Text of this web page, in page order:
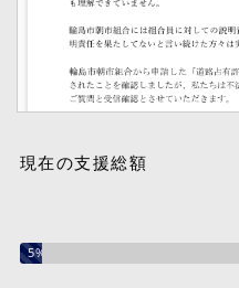
現在の支援総額
5%